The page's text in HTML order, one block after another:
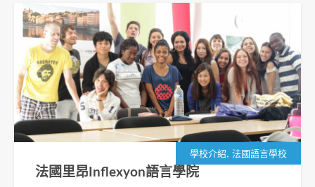
學校介紹, 法國語言學校
法國里昂Inflexyon語言學院